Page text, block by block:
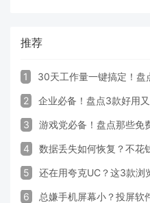
推荐
1 30天工作量一键搞定！盘
2 企业必备！盘点3款好用
3 游戏党必备！盘点那些免
4 数据丢失如何恢复？不花
5 还在用夸克UC？这3款浏
6 总嫌手机屏幕小？投屏软